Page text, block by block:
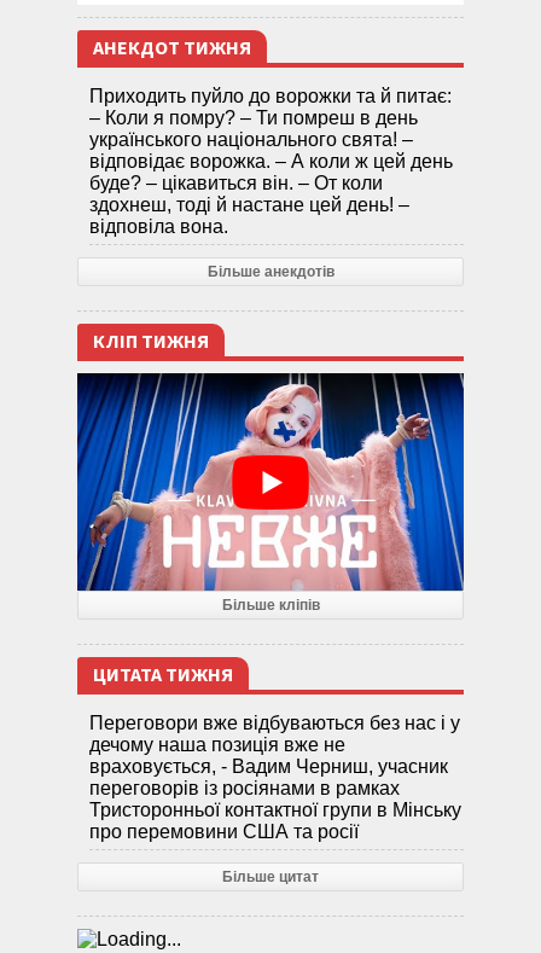
АНЕКДОТ ТИЖНЯ
Приходить пуйло до ворожки та й питає:
– Коли я помру? – Ти помреш в день
українського національного свята! –
відповідає ворожка. – А коли ж цей день
буде? – цікавиться він. – От коли
здохнеш, тоді й настане цей день! –
відповіла вона.
Більше анекдотів
КЛІП ТИЖНЯ
Більше кліпів
ЦИТАТА ТИЖНЯ
Переговори вже відбуваються без нас і у
дечому наша позиція вже не
враховується, - Вадим Черниш, учасник
переговорів із росіянами в рамках
Тристоронньої контактної групи в Мінську
про перемовини США та росії
Більше цитат